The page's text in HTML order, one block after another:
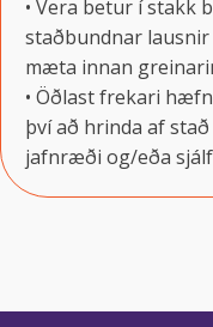
• Vera betur í stakk
staðbundnar
mæta innan
• Öðlast frekari
því að hrinda af
jafnræði og/eða